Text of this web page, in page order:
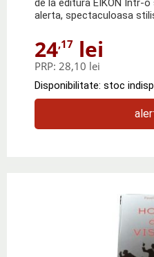
alerta, spectaculoasa
24,17 lei
PRP: 28,10 lei
Disponibilitate: stoc